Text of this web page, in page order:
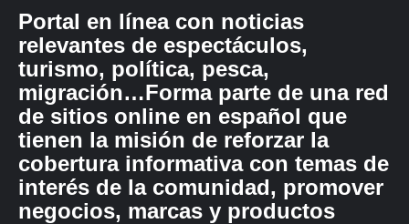
Portal en línea con noticias
relevantes de espectáculos,
turismo, política, pesca,
migración…Forma parte de una red
de sitios online en español que
tienen la misión de reforzar la
cobertura informativa con temas de
interés de la comunidad, promover
negocios, marcas y productos